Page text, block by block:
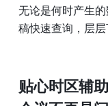
无论是何时产生
稿快速查询，层层
贴心时区辅